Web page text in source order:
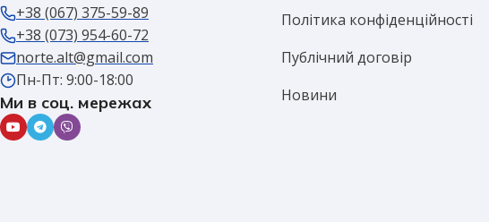
+38 (067) 375-59-89
+38 (073) 954-60-72
norte.alt@gmail.com
Пн-Пт: 9:00-18:00
Ми в соц. мережах
Політика конфіденційності
Публічний договір
Новини